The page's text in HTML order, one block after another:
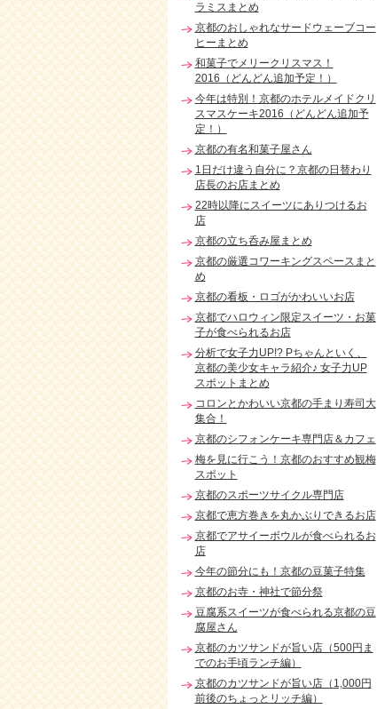
ラミスまとめ
京都のおしゃれなサードウェーブコー
ヒーまとめ
和菓子でメリークリスマス！
2016（どんどん追加予定！）
今年は特別！京都のホテルメイドクリ
スマスケーキ2016（どんどん追加予
定！）
京都の有名和菓子屋さん
1日だけ違う自分に？京都の日替わり
店長のお店まとめ
22時以降にスイーツにありつけるお
店
京都の立ち呑み屋まとめ
京都の厳選コワーキングスペースまと
め
京都の看板・ロゴがかわいいお店
京都でハロウィン限定スイーツ・お菓
子が食べられるお店
分析で女子力UP!? Pちゃんといく、
京都の美少女キャラ紹介♪ 女子力UP
スポットまとめ
コロンとかわいい京都の手まり寿司大
集合！
京都のシフォンケーキ専門店＆カフェ
梅を見に行こう！京都のおすすめ観梅
スポット
京都のスポーツサイクル専門店
京都で恵方巻きを丸かぶりできるお店
京都でアサイーボウルが食べられるお
店
今年の節分にも！京都の豆菓子特集
京都のお寺・神社で節分祭
豆腐系スイーツが食べられる京都の豆
腐屋さん
京都のカツサンドが旨い店（500円ま
でのお手頃ランチ編）
京都のカツサンドが旨い店（1,000円
前後のちょっとリッチ編）